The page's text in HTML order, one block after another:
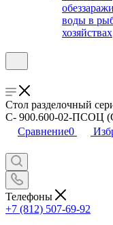
воды в
хозяйствах
Стол разделочный
С- 900.600-02-ПСОЦ
Сравнение0
Телефоны
+7 (812) 507-69-92